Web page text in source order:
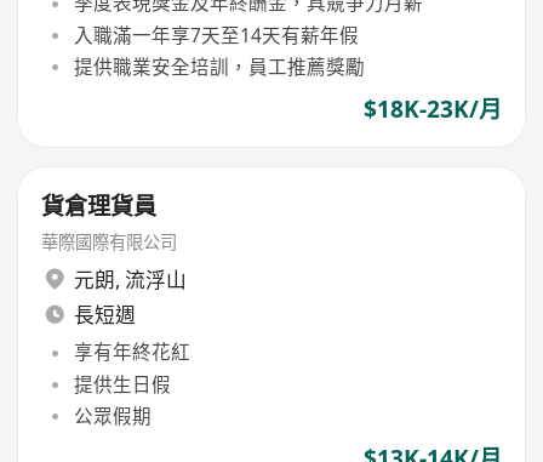
入職滿一年享7天至14天有薪年假
提供職業安全培訓，員工推薦獎勵
$18K-23K/月
貨倉理貨員
華際國際有限公司
元朗, 流浮山
長短週
享有年終花紅
提供生日假
公眾假期